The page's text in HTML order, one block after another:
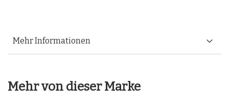
Mehr Informationen
Mehr von dieser Marke